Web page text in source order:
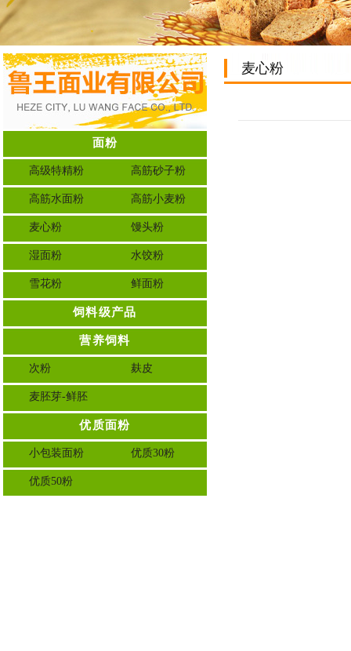
面粉
高级特精粉 高筋砂子粉
高筋水面粉 高筋小麦粉
麦心粉 馒头粉
湿面粉 水饺粉
雪花粉 鲜面粉
饲料级产品
营养饲料
次粉 麸皮
麦胚芽-鲜胚
优质面粉
小包装面粉 优质30粉
优质50粉
麦心粉